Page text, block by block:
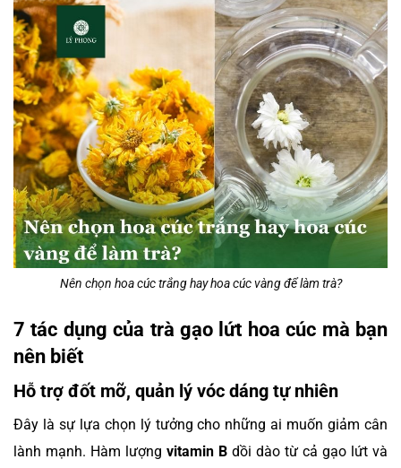
Nên chọn hoa cúc trắng hay hoa cúc vàng để làm trà?
7 tác dụng của trà gạo lứt hoa cúc mà bạn
nên biết
Hỗ trợ đốt mỡ, quản lý vóc dáng tự nhiên
Đây là sự lựa chọn lý tưởng cho những ai muốn giảm cân
lành mạnh. Hàm lượng vitamin B dồi dào từ cả gạo lứt và